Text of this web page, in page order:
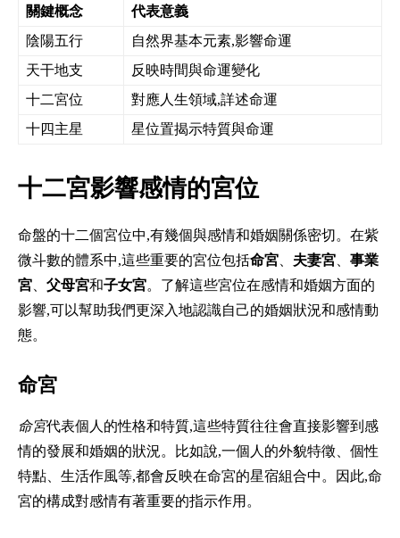
關鍵概念
代表意義
陰陽五行
自然界基本元素,影響命運
天干地支
反映時間與命運變化
十二宮位
對應人生領域,詳述命運
十四主星
星位置揭示特質與命運
十二宮影響感情的宮位
命盤的十二個宮位中,有幾個與感情和婚姻關係密切。在紫
微斗數的體系中,這些重要的宮位包括命宮 夫妻宮
事業
宮
父母宮和子女宮。了解這些宮位在感情和婚姻方面的
影響,可以幫助我們更深入地認識自己的婚姻狀況和感情動
態。
命宮
命宮代表個人的性格和特質,這些特質往往會直接影響到感
情的發展和婚姻的狀況。比如說,一個人的外貌特徵、個性
特點、生活作風等,都會反映在命宮的星宿組合中。因此,命
宮的構成對感情有著重要的指示作用。